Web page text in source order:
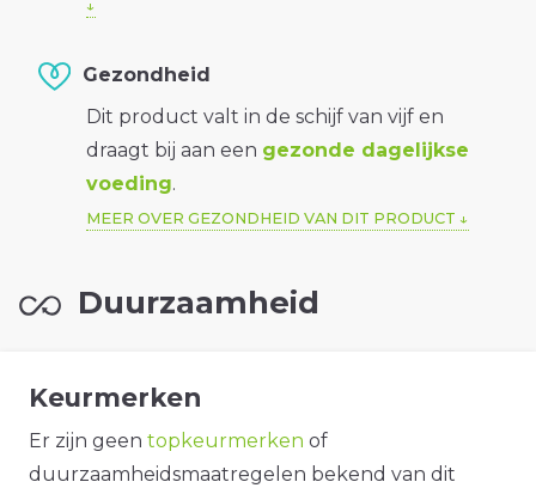
Gezondheid
Dit product valt in de schijf van vijf en
draagt bij aan een gezonde dagelijkse
voeding.
MEER OVER GEZONDHEID VAN DIT PRODUCT
Duurzaamheid
Keurmerken
Er zijn geen topkeurmerken of
duurzaamheidsmaatregelen bekend van dit